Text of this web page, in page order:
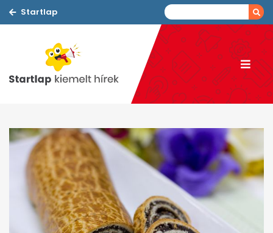
Startlap